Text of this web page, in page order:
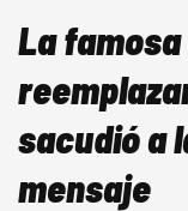
La
sacudió a
mensaje